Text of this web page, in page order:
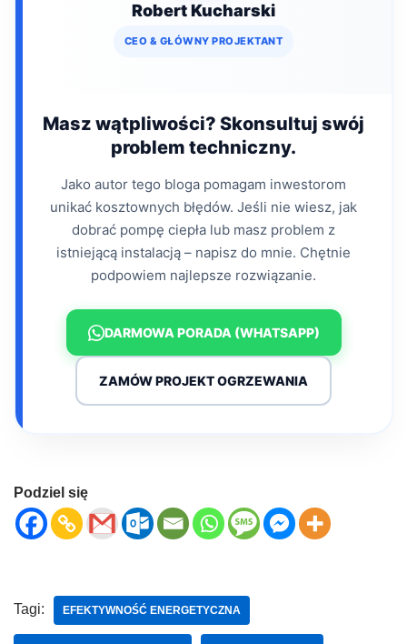
Robert Kucharski
CEO & GŁÓWNY PROJEKTANT
Masz wątpliwości? Skonsultuj swój
problem techniczny.
Jako autor tego bloga pomagam inwestorom
unikać kosztownych błędów. Jeśli nie wiesz, jak
dobrać pompę ciepła lub masz problem z
istniejącą instalacją – napisz do mnie. Chętnie
podpowiem najlepsze rozwiązanie.
DARMOWA PORADA (WHATSAPP)
ZAMÓW PROJEKT OGRZEWANIA
Podziel się
Tagi: EFEKTYWNOŚĆ ENERGETYCZNA